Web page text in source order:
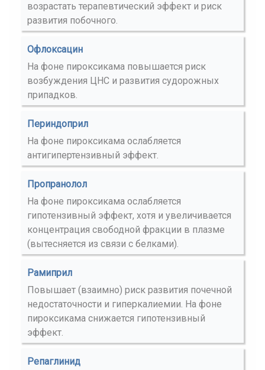
возрастать терапевтический эффект и риск
развития побочного.
Офлоксацин
На фоне пироксикама повышается риск
возбуждения ЦНС и развития судорожных
припадков.
Периндоприл
На фоне пироксикама ослабляется
антигипертензивный эффект.
Пропранолол
На фоне пироксикама ослабляется
гипотензивный эффект, хотя и увеличивается
концентрация свободной фракции в плазме
(вытесняется из связи с белками).
Рамиприл
Повышает (взаимно) риск развития почечной
недостаточности и гиперкалиемии. На фоне
пироксикама снижается гипотензивный
эффект.
Репаглинид